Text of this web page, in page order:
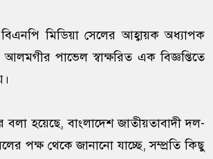
মিডিয়া সেলের আহ্বায়ক অধ্যাপক
পাভেল স্বাক্ষরিত এক বিজ্ঞপ্তিতে
বলা হয়েছে, বাংলাদেশ জাতীয়তাবাদী দল-
পক্ষ থেকে জানানো যাচ্ছে, সম্প্রতি কিছু